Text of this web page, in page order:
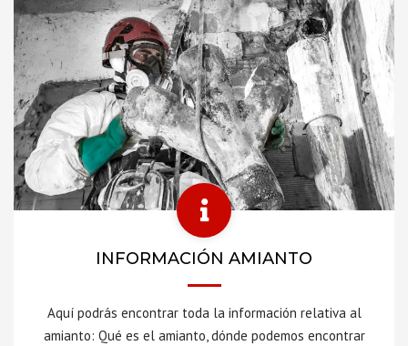
INFORMACIÓN AMIANTO
Aquí podrás encontrar toda la información relativa al
amianto: Qué es el amianto, dónde podemos encontrar